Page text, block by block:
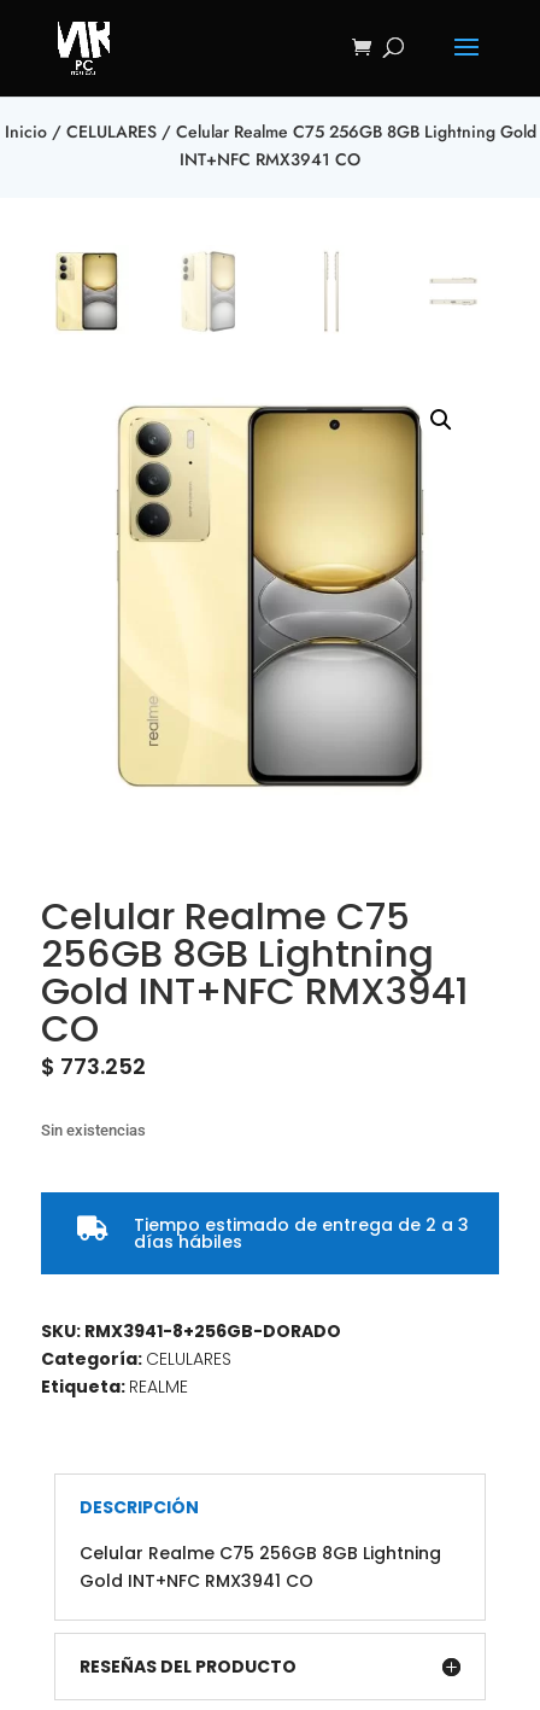
Inicio/ CELULARES/ Celular Realme C75 256GB 8GB Lightning Gold
INT+NFC RMX3941 CO
Celular Realme C75
256GB 8GB Lightning
Gold INT+NFC RMX3941
CO
$ 773.252
Sin existencias
 Tiempo estimado de entrega de 2 a 3
días hábiles
SKU: RMX3941-8+256GB-DORADO
Categoría: CELULARES
Etiqueta: REALME
DESCRIPCIÓN
Celular Realme C75 256GB 8GB Lightning
Gold INT+NFC RMX3941 CO
RESEÑAS DEL PRODUCTO